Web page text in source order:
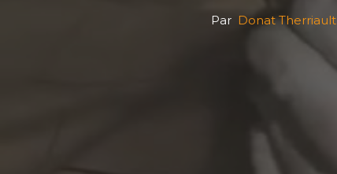
Par Donat Therriault